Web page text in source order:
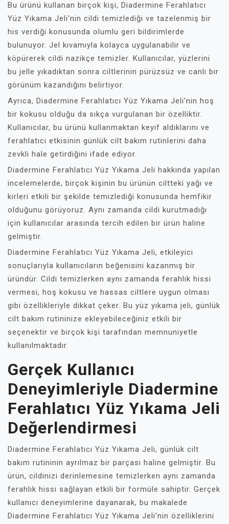
Bu ürünü kullanan birçok kişi, Diadermine Ferahlatıcı
Yüz Yıkama Jeli'nin cildi temizlediği ve tazelenmiş bir
his verdiği konusunda olumlu geri bildirimlerde
bulunuyor. Jel kıvamıyla kolayca uygulanabilir ve
köpürerek cildi nazikçe temizler. Kullanıcılar, yüzlerini
bu jelle yıkadıktan sonra ciltlerinin pürüzsüz ve canlı bir
görünüm kazandığını belirtiyor.
Ayrıca, Diadermine Ferahlatıcı Yüz Yıkama Jeli'nin hoş
bir kokusu olduğu da sıkça vurgulanan bir özelliktir.
Kullanıcılar, bu ürünü kullanmaktan keyif aldıklarını ve
ferahlatıcı etkisinin günlük cilt bakım rutinlerini daha
zevkli hale getirdiğini ifade ediyor.
Diadermine Ferahlatıcı Yüz Yıkama Jeli hakkında yapılan
incelemelerde, birçok kişinin bu ürünün ciltteki yağı ve
kirleri etkili bir şekilde temizlediği konusunda hemfikir
olduğunu görüyoruz. Aynı zamanda cildi kurutmadığı
için kullanıcılar arasında tercih edilen bir ürün haline
gelmiştir.
Diadermine Ferahlatıcı Yüz Yıkama Jeli, etkileyici
sonuçlarıyla kullanıcıların beğenisini kazanmış bir
üründür. Cildi temizlerken aynı zamanda ferahlık hissi
vermesi, hoş kokusu ve hassas ciltlere uygun olması
gibi özellikleriyle dikkat çeker. Bu yüz yıkama jeli, günlük
cilt bakım rutininize ekleyebileceğiniz etkili bir
seçenektir ve birçok kişi tarafından memnuniyetle
kullanılmaktadır.
Gerçek Kullanıcı
Deneyimleriyle Diadermine
Ferahlatıcı Yüz Yıkama Jeli
Değerlendirmesi
Diadermine Ferahlatıcı Yüz Yıkama Jeli, günlük cilt
bakım rutininin ayrılmaz bir parçası haline gelmiştir. Bu
ürün, cildinizi derinlemesine temizlerken aynı zamanda
ferahlık hissi sağlayan etkili bir formüle sahiptir. Gerçek
kullanıcı deneyimlerine dayanarak, bu makalede
Diadermine Ferahlatıcı Yüz Yıkama Jeli'nin özelliklerini